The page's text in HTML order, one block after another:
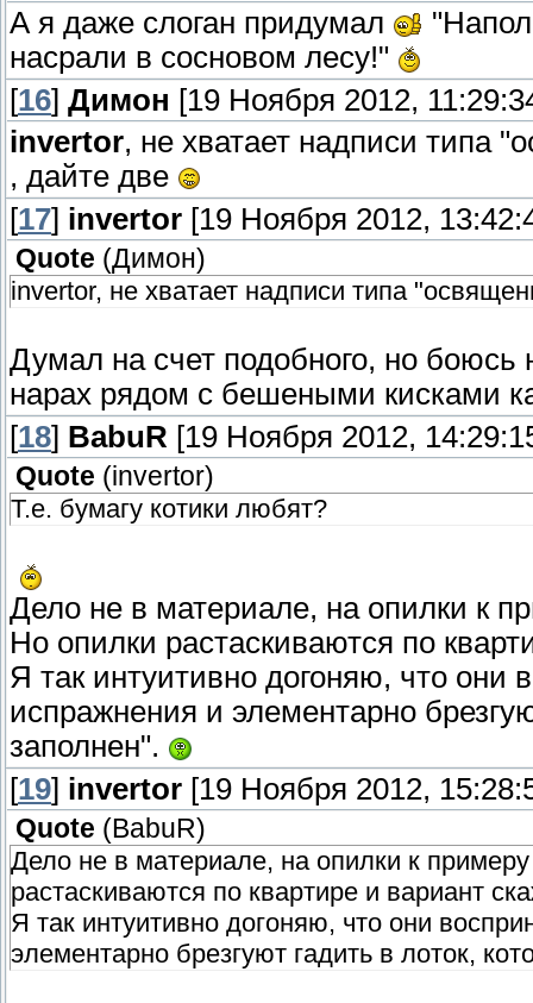
А я даже слоган придумал
насрали в сосновом лесу!"
[16] Димон [19 Ноября 2012,
invertor, не хватает надписи типа
, дайте две
[17] invertor [19 Ноября 2012,
Quote (Димон)
invertor, не хватает надписи типа
Думал на счет подобного, но
нарах рядом с бешеными кисками
[18] BabuR [19 Ноября 2012,
Quote (invertor)
Т.е. бумагу котики любят?
Дело не в материале, на опилки к
Но опилки растаскиваются по
Я так интуитивно догоняю, что
испражнения и элементарно
заполнен".
[19] invertor [19 Ноября 2012,
Quote (BabuR)
Дело не в материале, на опилки к
растаскиваются по квартире и вариант
Я так интуитивно догоняю, что они
элементарно брезгуют гадить в лоток,